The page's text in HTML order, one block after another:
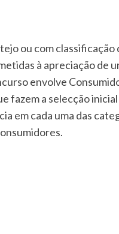
ou com
à apreciação de
envolve
a selecção inicial
em cada uma das